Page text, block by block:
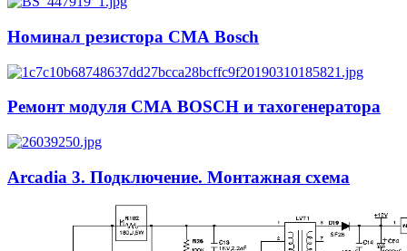
Номинал резистора СМА Bosch
Ремонт модуля СМА BOSCH и тахогенератора
Arcadia 3. Подключение. Монтажная схема